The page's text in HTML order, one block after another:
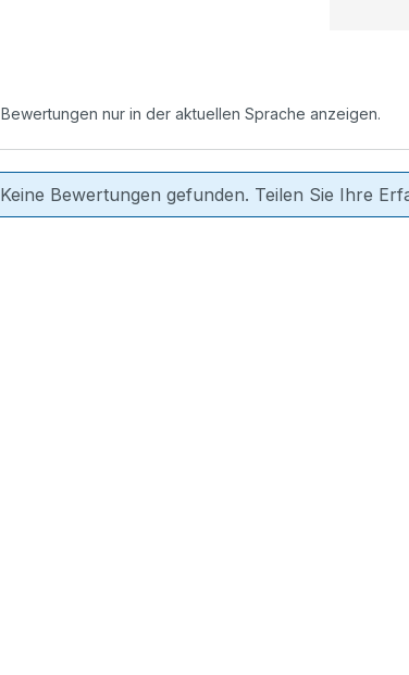
Bewertungen nur in der aktuellen Sprache anzeigen.
Keine Bewertungen gefunden. Teilen Sie Ihre